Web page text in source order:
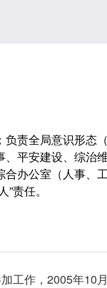
责全局意识形态
平安建设、综治
办公室（人事
责任。
作，2005年10